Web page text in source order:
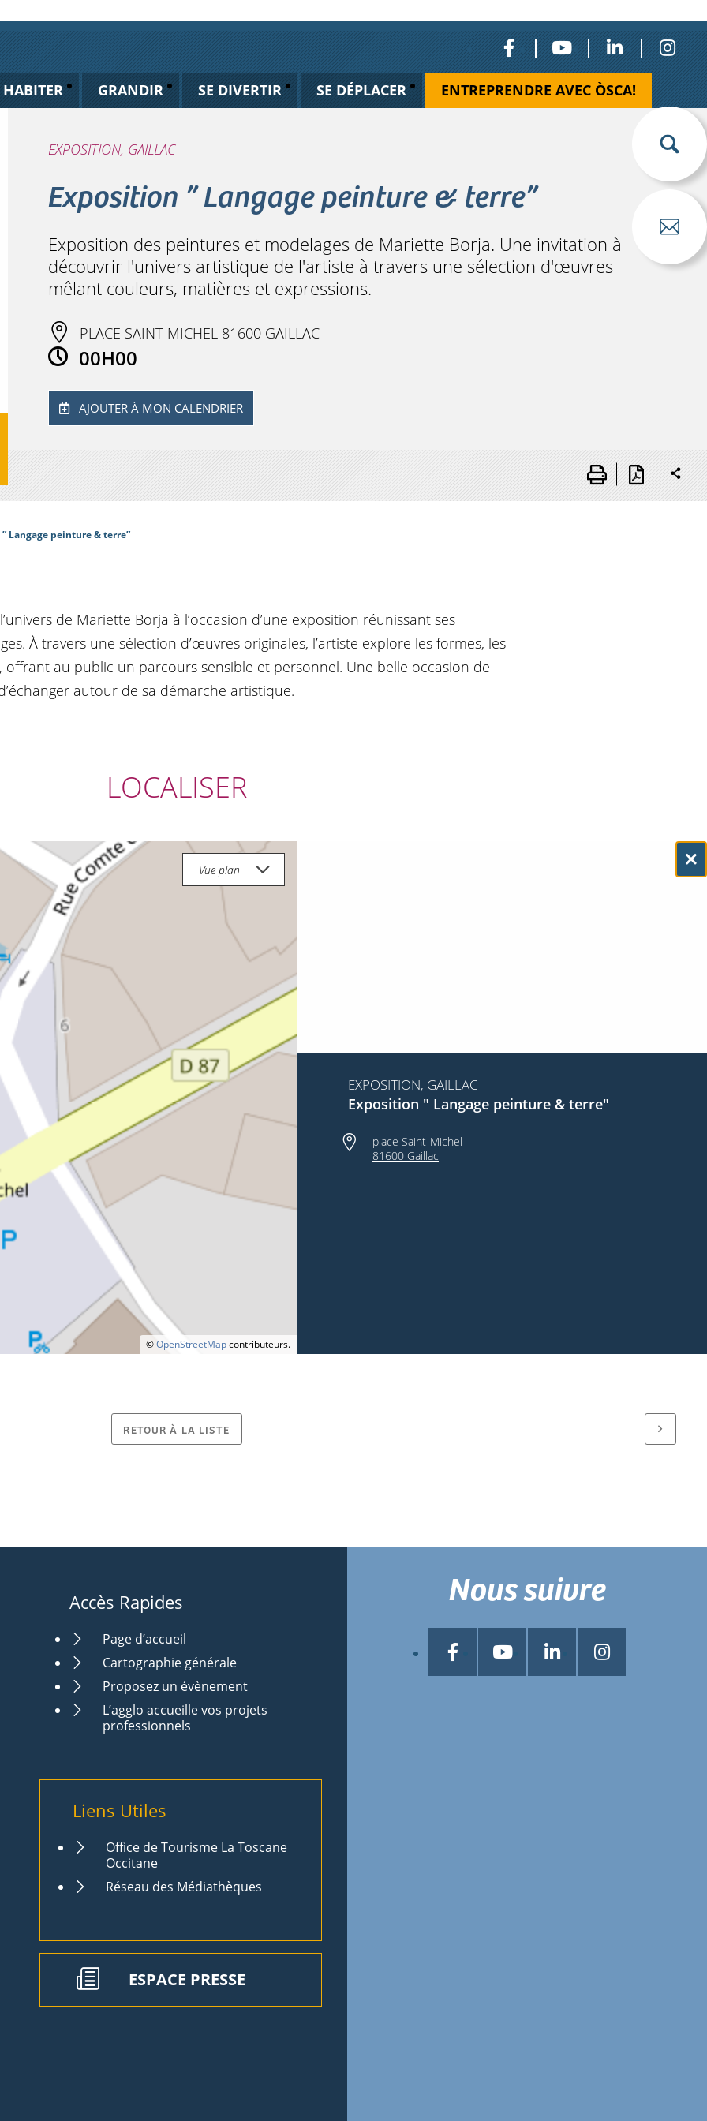
HABITER GRANDIR SE DIVERTIR SE DÉPLACER ENTREPRENDRE AVEC ÒSCA!
EXPOSITION, GAILLAC
Exposition ” Langage peinture & terre”
Exposition des peintures et modelages de Mariette Borja. Une invitation à
découvrir l'univers artistique de l'artiste à travers une sélection d'œuvres
mêlant couleurs, matières et expressions.
PLACE SAINT-MICHEL 81600 GAILLAC
00H00
AJOUTER À MON CALENDRIER
Langage peinture & terre”
de Mariette Borja à l’occasion d’une exposition réunissant ses
À travers une sélection d’œuvres originales, l’artiste explore les formes, les
offrant au public un parcours sensible et personnel. Une belle occasion de
autour de sa démarche artistique.
LOCALISER
©OpenStreetMapcontributeurs.
EXPOSITION, GAILLAC
Exposition " Langage peinture & terre"
place Saint-Michel
81600 Gaillac
RETOUR À LA LISTE
Accès Rapides
Page d’accueil
Cartographie générale
Proposez un évènement
L’agglo accueille vos projets
professionnels
Liens Utiles
Office de Tourisme La Toscane
Occitane
Réseau des Médiathèques
ESPACE PRESSE
Nous suivre